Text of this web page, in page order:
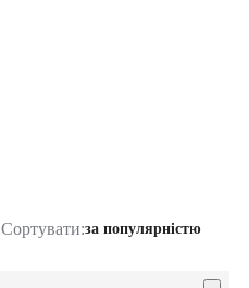
Сортувати:за популярністю